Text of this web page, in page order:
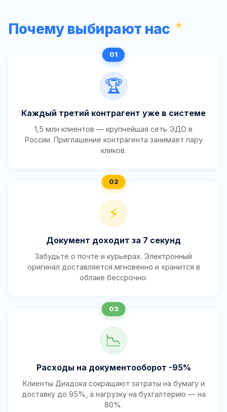
Почему выбирают нас
🏆
Каждый третий контрагент уже в системе
1,5 млн клиентов — крупнейшая сеть ЭДО в
России. Приглашение контрагента занимает пару
кликов.
⚡
Документ доходит за 7 секунд
Забудьте о почте и курьерах. Электронный
оригинал доставляется мгновенно и хранится в
облаке бессрочно.
📉
Расходы на документооборот -95%
Клиенты Диадока сокращают затраты на бумагу и
доставку до 95%, а нагрузку на бухгалтерию — на
80%.